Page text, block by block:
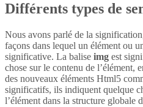
Différents types de
Nous avons parlé de la
façons dans lequel un élément ou
significative. La balise img est
chose sur le contenu de l’élément,
des nouveaux éléments Html5
significatifs, ils indiquent quelque
l’élément dans la structure globale